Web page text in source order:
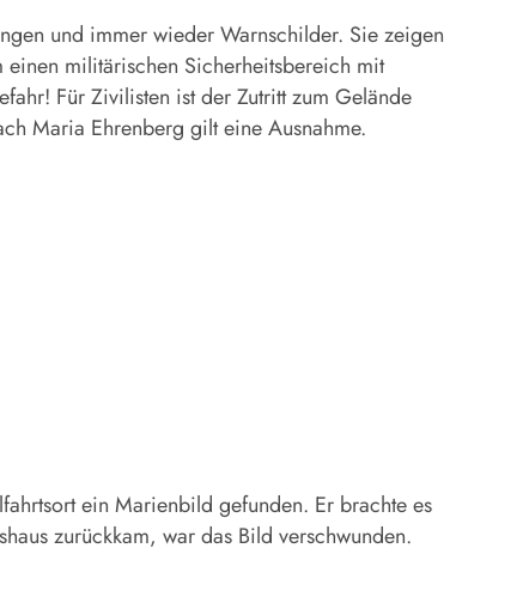
und immer wieder Warnschilder. Sie zeigen
militärischen Sicherheitsbereich mit
Für Zivilisten ist der Zutritt zum Gelände
Maria Ehrenberg gilt eine Ausnahme.
ein Marienbild gefunden. Er brachte es
zurückkam, war das Bild verschwunden.